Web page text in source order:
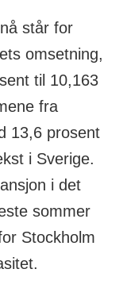
står for
omsetning,
til 10,163
fra
13,6 prosent
i Sverige.
i det
sommer
Stockholm